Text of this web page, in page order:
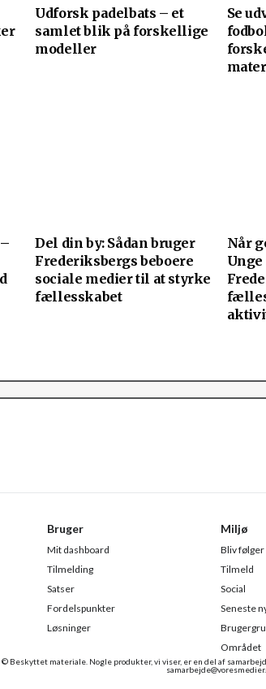
Udforsk padelbats – et
samlet blik på forskellige
modeller
Se
Del din by: Sådan bruger
Frederiksbergs beboere
sociale medier til at styrke
fællesskabet
Når
© Beskyttet materiale. Nogle produkter, vi viser, er en del af
Bruger
Mit dashboard
Tilmelding
Satser
Fordelspunkter
Løsninger
Miljø
Bliv følger
Tilmeld
Social
Seneste
Området